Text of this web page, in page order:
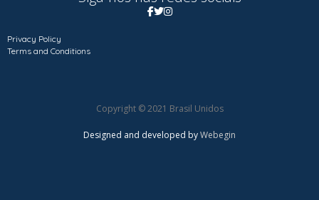
Privacy Policy
Terms and Conditions
Copyright © 2021 Brasil Unidos
Designed and developed byWebegin